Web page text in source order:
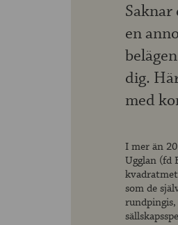
en
dig.
med
I mer än
Ugglan (fd
som de